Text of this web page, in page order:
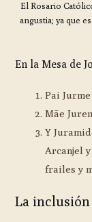
El Rosario
angustia; ya que
En la Mesa de
Pai
Mãe
Y
Arcanjel
frailes y
La